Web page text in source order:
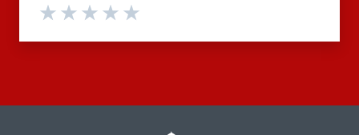
Valuta 4 stelle su 5
Valuta 3 stelle su 5
Valuta 2 stelle su 5
Valuta 1 stelle su 5